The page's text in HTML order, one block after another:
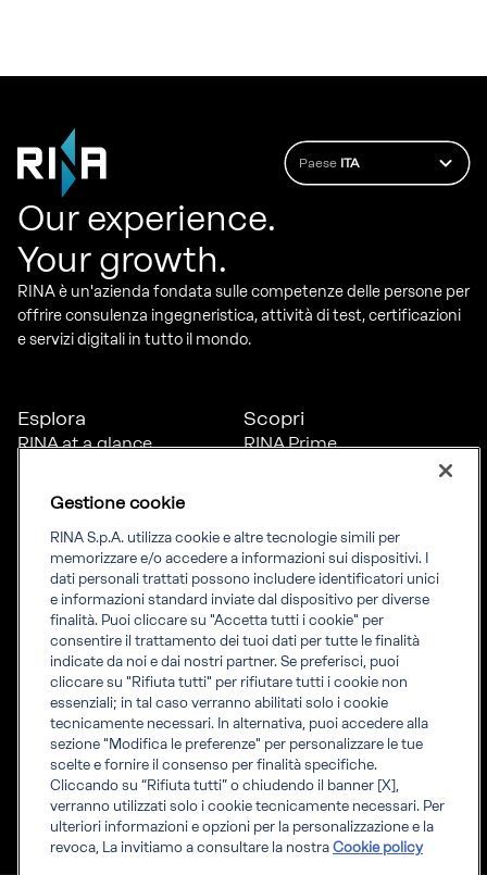
Paese ITA
Our experience.
Your growth.
RINA è un'azienda fondata sulle competenze delle persone per
offrire consulenza ingegneristica, attività di test, certificazioni
e servizi digitali in tutto il mondo.
Esplora
RINA at a glance
inclusione
News
Progetti
Sostenibilità
Scopri
RINA Prime
Connettiti
Uffici
Certification Member
Area
Certificati clienti
certification
Marine Member Area
Applicazioni digitali
marine
Informati
Informazioni legali
Compliance
Governance
Whistleblowing
Fatturazione elettronica
Accreditamenti RINA
Regolamenti RINA
Gestione cookie
RINA S.p.A. utilizza cookie e altre tecnologie simili per
memorizzare e/o accedere a informazioni sui dispositivi. I
dati personali trattati possono includere identificatori unici
e informazioni standard inviate dal dispositivo per diverse
finalità. Puoi cliccare su "Accetta tutti i cookie" per
consentire il trattamento dei tuoi dati per tutte le finalità
indicate da noi e dai nostri partner. Se preferisci, puoi
cliccare su "Rifiuta tutti" per rifiutare tutti i cookie non
essenziali; in tal caso verranno abilitati solo i cookie
tecnicamente necessari. In alternativa, puoi accedere alla
sezione "Modifica le preferenze" per personalizzare le tue
scelte e fornire il consenso per finalità specifiche.
Cliccando su “Rifiuta tutti” o chiudendo il banner [X],
verranno utilizzati solo i cookie tecnicamente necessari. Per
ulteriori informazioni e opzioni per la personalizzazione e la
revoca, La invitiamo a consultare la nostra Cookie policy